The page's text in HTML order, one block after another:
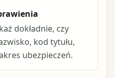
dokładnie, czy
kod tytułu,
ubezpieczeń.